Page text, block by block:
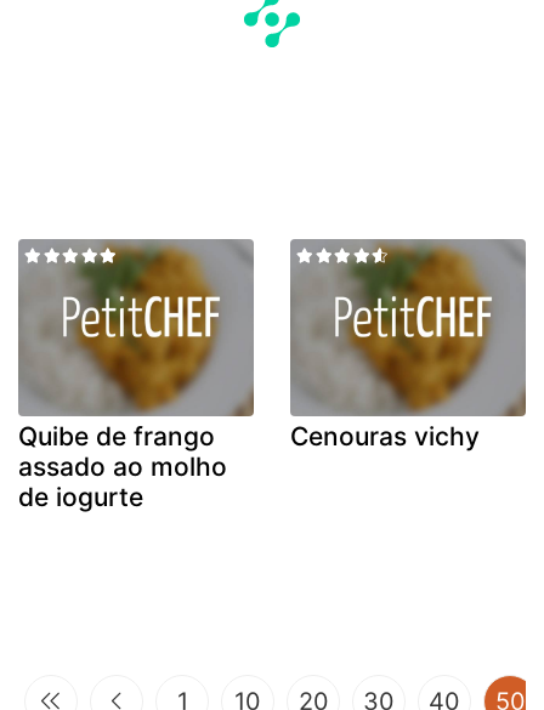
Quibe de frango
assado ao molho
de iogurte
Cenouras vichy
1 10 20 30 40 50